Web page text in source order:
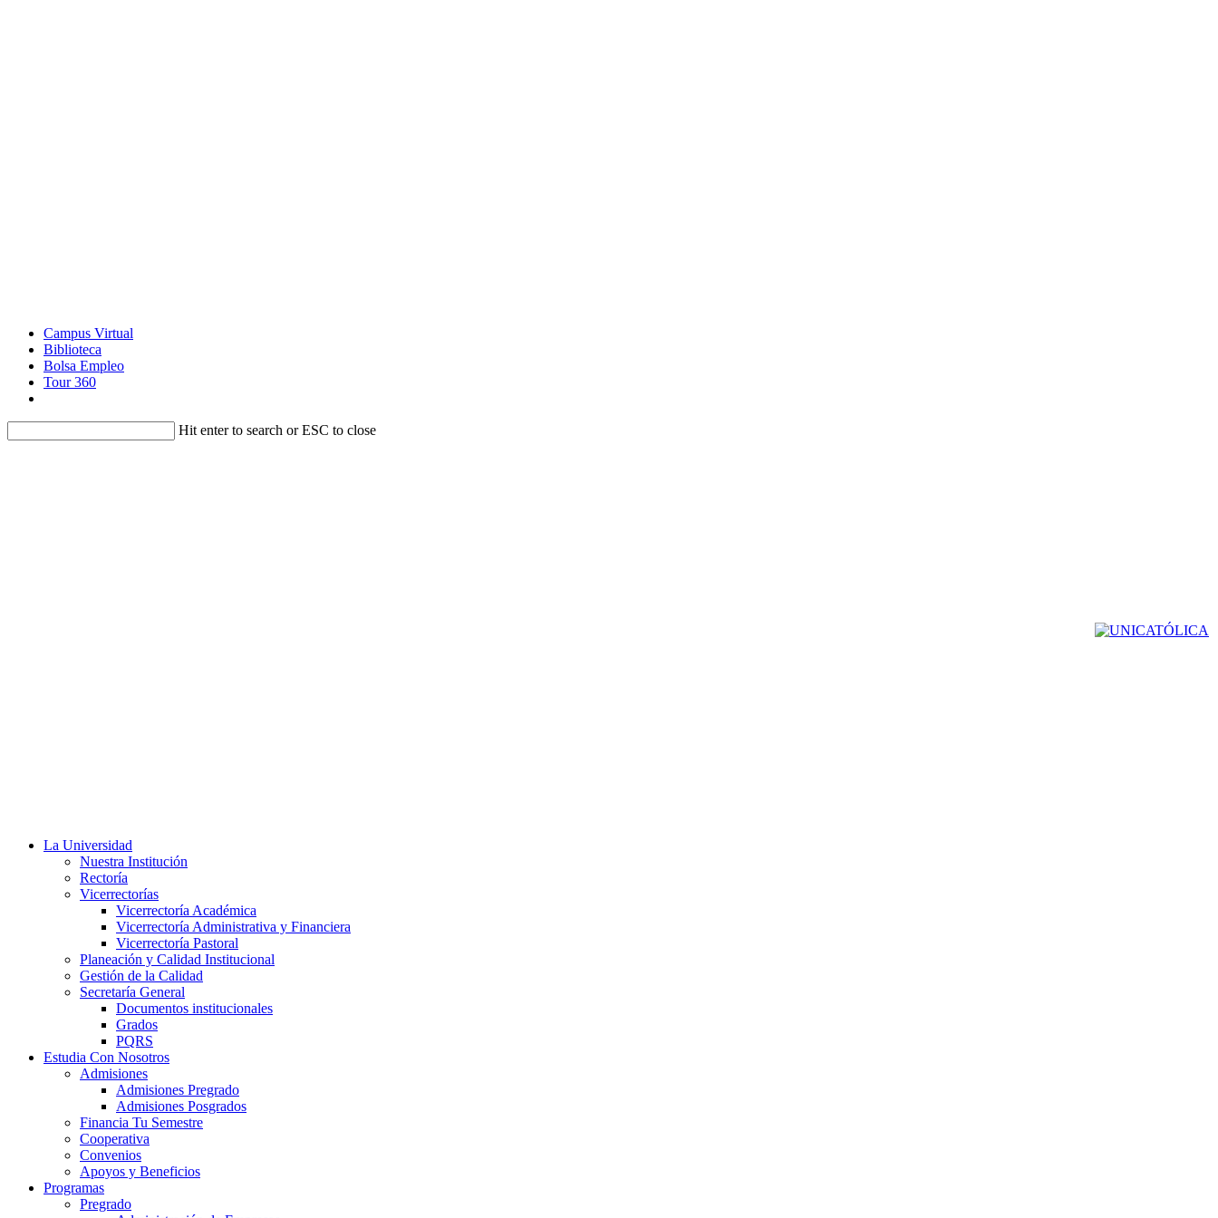
Campus Virtual
Biblioteca
Bolsa Empleo
Tour 360
Hit enter to search or ESC to close
La Universidad
Nuestra Institución
Rectoría
Vicerrectorías
Vicerrectoría Académica
Vicerrectoría Administrativa y Financiera
Vicerrectoría Pastoral
Planeación y Calidad Institucional
Gestión de la Calidad
Secretaría General
Documentos institucionales
Grados
PQRS
Estudia Con Nosotros
Admisiones
Admisiones Pregrado
Admisiones Posgrados
Financia Tu Semestre
Cooperativa
Convenios
Apoyos y Beneficios
Programas
Pregrado